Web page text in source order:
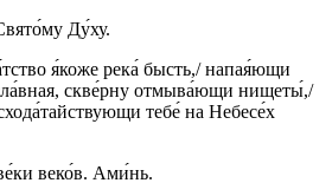
Ду́ху.
я́коже река́ бысть,/ напая́ющи
скве́рну отмыва́ющи нищеты́,/
тебе́ на Небесе́х
веко́в. Ами́нь.